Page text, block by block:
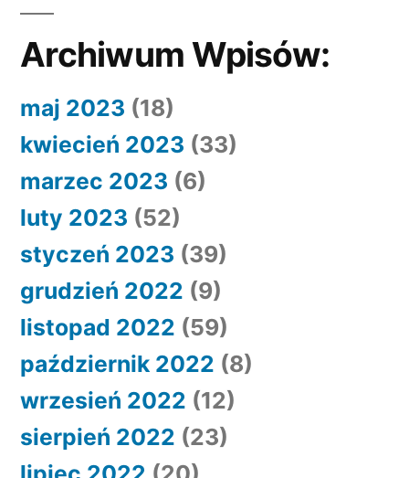
Archiwum Wpisów:
maj 2023 (18)
kwiecień 2023 (33)
marzec 2023 (6)
luty 2023 (52)
styczeń 2023 (39)
grudzień 2022 (9)
listopad 2022 (59)
październik 2022 (8)
wrzesień 2022 (12)
sierpień 2022 (23)